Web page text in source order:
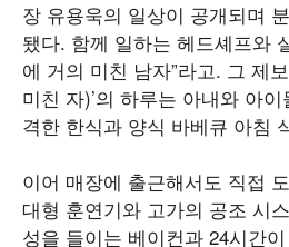
장 유용욱의 일상이 공개되며
됐다. 함께 일하는 헤드셰프와
에 거의 미친 남자”라고. 그 제
미친 자)’의 하루는 아내와 아
격한 한식과 양식 바베큐 아침
이어 매장에 출근해서도 직접
대형 훈연기와 고가의 공조 시
성을 들이는 베이컨과 24시간